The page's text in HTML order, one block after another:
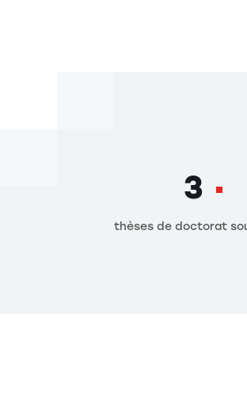
3
thèses de doctorat